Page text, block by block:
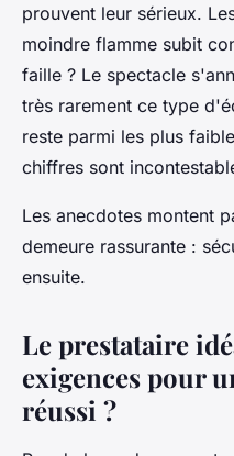
prouvent leur sérieux.
moindre flamme subit
faille ? Le spectacle
très rarement ce type
reste parmi les plus
chiffres sont
Les anecdotes montent
demeure rassurante :
ensuite.
Le prestataire
exigences pour
réussi ?